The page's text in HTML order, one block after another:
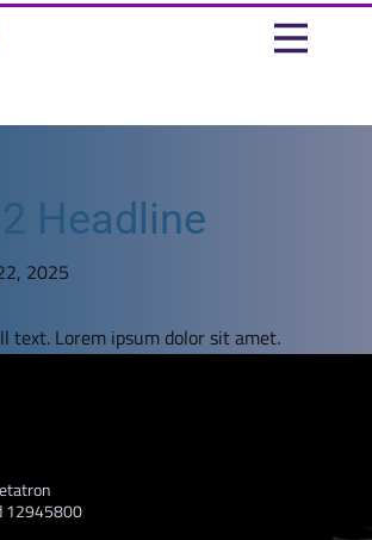
2 Headline
2025
text. Lorem ipsum dolor sit amet.
12945800